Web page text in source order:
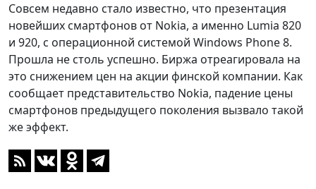
Совсем недавно стало известно, что презентация
новейших смартфонов от Nokia, а именно Lumia 820
и 920, с операционной системой Windows Phone 8.
Прошла не столь успешно. Биржа отреагировала на
это снижением цен на акции финской компании. Как
сообщает представительство Nokia, падение цены
смартфонов предыдущего поколения вызвало такой
же эффект.